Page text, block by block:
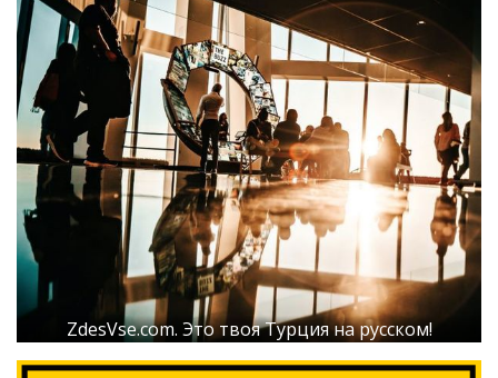
ZdesVse.com. Это твоя Турция на русском!